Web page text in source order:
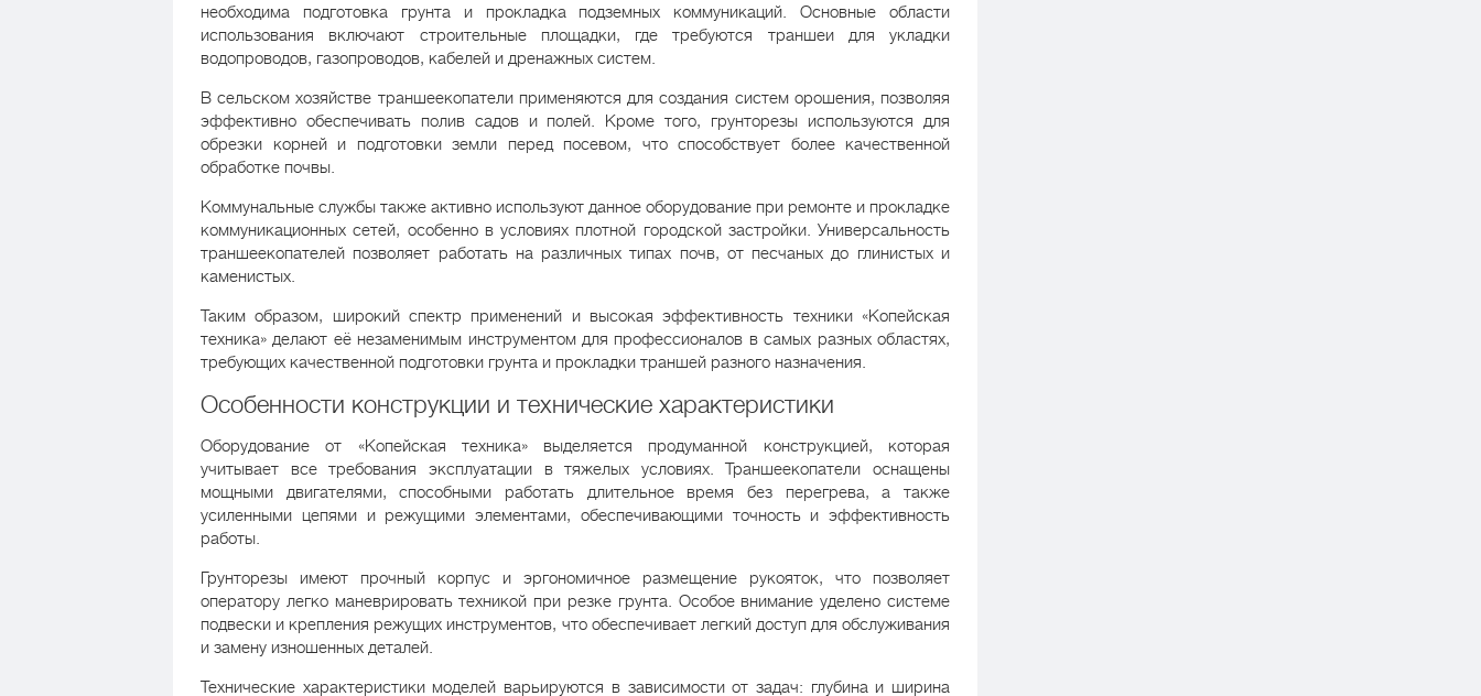
необходима подготовка грунта и прокладка подземных коммуникаций. Основные области
использования включают строительные площадки, где требуются траншеи для укладки
водопроводов, газопроводов, кабелей и дренажных систем.
В сельском хозяйстве траншеекопатели применяются для создания систем орошения, позволяя
эффективно обеспечивать полив садов и полей. Кроме того, грунторезы используются для
обрезки корней и подготовки земли перед посевом, что способствует более качественной
обработке почвы.
Коммунальные службы также активно используют данное оборудование при ремонте и прокладке
коммуникационных сетей, особенно в условиях плотной городской застройки. Универсальность
траншеекопателей позволяет работать на различных типах почв, от песчаных до глинистых и
каменистых.
Таким образом, широкий спектр применений и высокая эффективность техники «Копейская
техника» делают её незаменимым инструментом для профессионалов в самых разных областях,
требующих качественной подготовки грунта и прокладки траншей разного назначения.
Особенности конструкции и технические характеристики
Оборудование от «Копейская техника» выделяется продуманной конструкцией, которая
учитывает все требования эксплуатации в тяжелых условиях. Траншеекопатели оснащены
мощными двигателями, способными работать длительное время без перегрева, а также
усиленными цепями и режущими элементами, обеспечивающими точность и эффективность
работы.
Грунторезы имеют прочный корпус и эргономичное размещение рукояток, что позволяет
оператору легко маневрировать техникой при резке грунта. Особое внимание уделено системе
подвески и крепления режущих инструментов, что обеспечивает легкий доступ для обслуживания
и замену изношенных деталей.
Технические характеристики моделей варьируются в зависимости от задач: глубина и ширина